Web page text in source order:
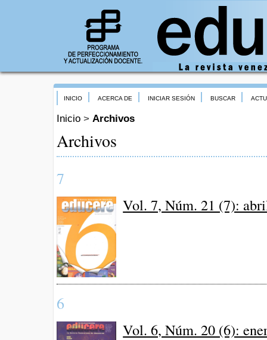
INICIO ACERCA DE INICIAR SESIÓN BUSCAR
Inicio > Archivos
Archivos
7
Vol. 7, Núm. 21 (7):
6
Vol. 6, Núm. 20 (6):